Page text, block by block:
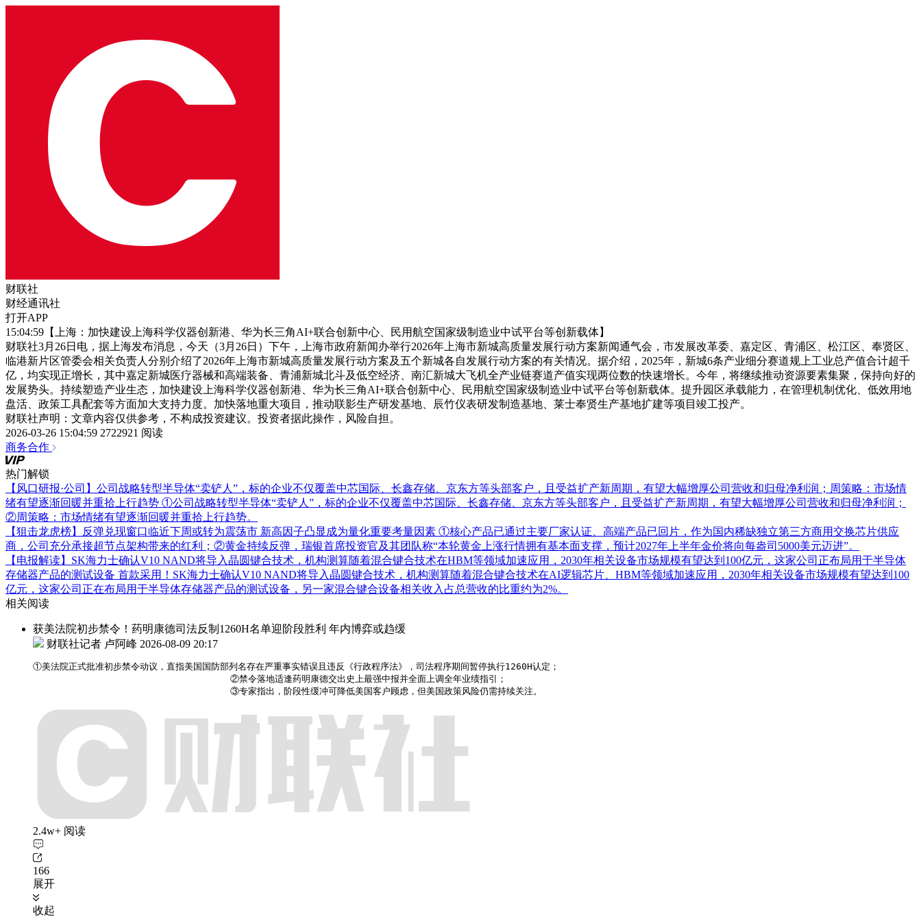
财联社
财经通讯社
打开APP
15:04:59【上海：加快建设上海科学仪器创新港、华为长三角AI+联合创新中心、民用航空国家级制造业中试平台等创新载体】
财联社3月26日电，据上海发布消息，今天（3月26日）下午，上海市政府新闻办举行2026年上海市新城高质量发展行动方案新闻通气会，市发展改革委、嘉定区、青浦区、松江区、奉贤区、
临港新片区管委会相关负责人分别介绍了2026年上海市新城高质量发展行动方案及五个新城各自发展行动方案的有关情况。据介绍，2025年，新城6条产业细分赛道规上工业总产值合计超千
亿，均实现正增长，其中嘉定新城医疗器械和高端装备、青浦新城北斗及低空经济、南汇新城大飞机全产业链赛道产值实现两位数的快速增长。今年，将继续推动资源要素集聚，保持向好的
发展势头。持续塑造产业生态，加快建设上海科学仪器创新港、华为长三角AI+联合创新中心、民用航空国家级制造业中试平台等创新载体。提升园区承载能力，在管理机制优化、低效用地
盘活、政策工具配套等方面加大支持力度。加快落地重大项目，推动联影生产研发基地、辰竹仪表研发制造基地、莱士奉贤生产基地扩建等项目竣工投产。
财联社声明：文章内容仅供参考，不构成投资建议。投资者据此操作，风险自担。
2026-03-26 15:04:59 2722921 阅读
商务合作
热门解锁
【风口研报·公司】公司战略转型半导体“卖铲人”，标的企业不仅覆盖中芯国际、长鑫存储、京东方等头部客户，且受益扩产新周期，有望大幅增厚公司营收和归母净利润；周策略：市场情
绪有望逐渐回暖并重拾上行趋势 ①公司战略转型半导体“卖铲人”，标的企业不仅覆盖中芯国际、长鑫存储、京东方等头部客户，且受益扩产新周期，有望大幅增厚公司营收和归母净利润；
②周策略：市场情绪有望逐渐回暖并重拾上行趋势。
【狙击龙虎榜】反弹兑现窗口临近下周或转为震荡市 新高因子凸显成为量化重要考量因素 ①核心产品已通过主要厂家认证、高端产品已回片，作为国内稀缺独立第三方商用交换芯片供应
商，公司充分承接超节点架构带来的红利；②黄金持续反弹，瑞银首席投资官及其团队称“本轮黄金上涨行情拥有基本面支撑，预计2027年上半年金价将向每盎司5000美元迈进”。
【电报解读】SK海力士确认V10 NAND将导入晶圆键合技术，机构测算随着混合键合技术在HBM等领域加速应用，2030年相关设备市场规模有望达到100亿元，这家公司正布局用于半导体
存储器产品的测试设备 首款采用！SK海力士确认V10 NAND将导入晶圆键合技术，机构测算随着混合键合技术在AI逻辑芯片、HBM等领域加速应用，2030年相关设备市场规模有望达到100
亿元，这家公司正在布局用于半导体存储器产品的测试设备，另一家混合键合设备相关收入占总营收的比重约为2%。
相关阅读
获美法院初步禁令！药明康德司法反制1260H名单迎阶段胜利 年内博弈或趋缓
财联社记者 卢阿峰 2026-08-09 20:17
①美法院正式批准初步禁令动议，直指美国国防部列名存在严重事实错误且违反《行政程序法》，司法程序期间暂停执行1260H认定；
                                    ②禁令落地适逢药明康德交出史上最强中报并全面上调全年业绩指引；
                                    ③专家指出，阶段性缓冲可降低美国客户顾虑，但美国政策风险仍需持续关注。
2.4w+ 阅读
166
展开
收起